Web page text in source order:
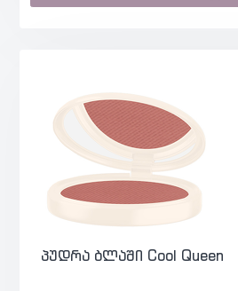
პუდრა ბლაში Cool Queen